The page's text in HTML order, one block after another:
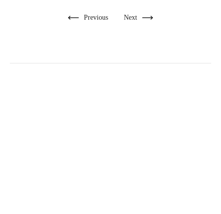
Previous Next